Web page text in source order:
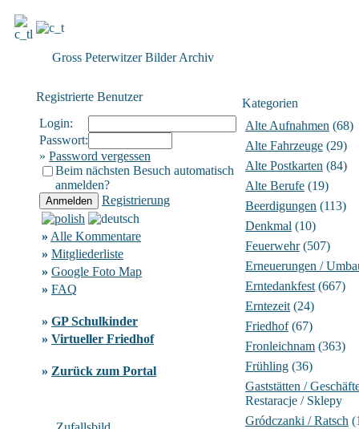
Gross Peterwitzer Bilder Archiv
Registrierte Benutzer
Login:
Passwort:
» Password vergessen
Beim nächsten Besuch automatisch
anmelden?
Registrierung
» Alle Kommentare
» Mitgliederliste
» Google Foto Map
» FAQ
» GP Schulkinder
» Virtueller Friedhof
» Zurück zum Portal
Kategorien
Alte Aufnahmen (68)
Alte Fahrzeuge (29)
Alte Postkarten (84)
Alte Berufe (19)
Beerdigungen (113)
Denkmal (10)
Feuerwehr(507)
Erneuerungen /
Erntedankfest (667)
Erntezeit (24)
Friedhof(67)
Fronleichnam (363)
Frühling (36)
Gaststätten /
Restaracje / Sklepy
Gródczanki / Ratsch